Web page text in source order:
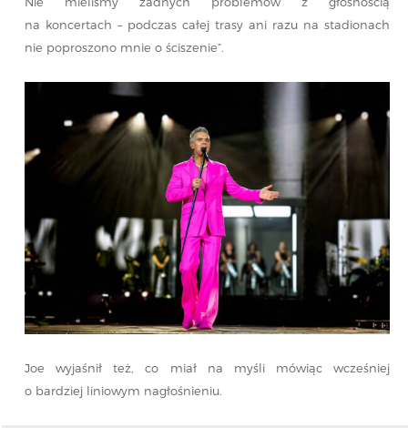
na koncertach – podczas całej trasy ani razu na stadionach
nie poproszono mnie o ściszenie”.
Joe wyjaśnił też, co miał na myśli mówiąc wcześniej
o bardziej liniowym nagłośnieniu.